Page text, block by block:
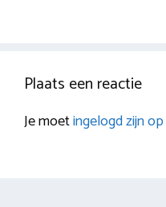
Plaats een reactie
Je moetingelogd zijn op